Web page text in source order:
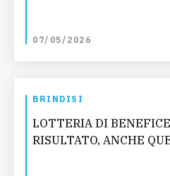
07/05/2026
BRINDISI
LOTTERIA DI
RISULTATO, ANCHE